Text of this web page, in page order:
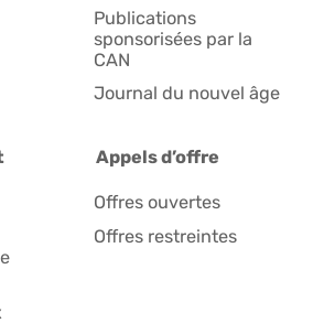
Publications
sponsorisées par la
CAN
Journal du nouvel âge
Appels d’offre
Offres ouvertes
Offres restreintes